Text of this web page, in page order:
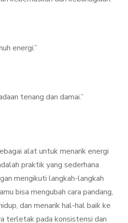
energi.”
tenang dan damai.”
alat untuk menarik energi
praktik yang sederhana
mengikuti langkah-langkah
bisa mengubah cara pandang,
dan menarik hal-hal baik ke
terletak pada konsistensi dan